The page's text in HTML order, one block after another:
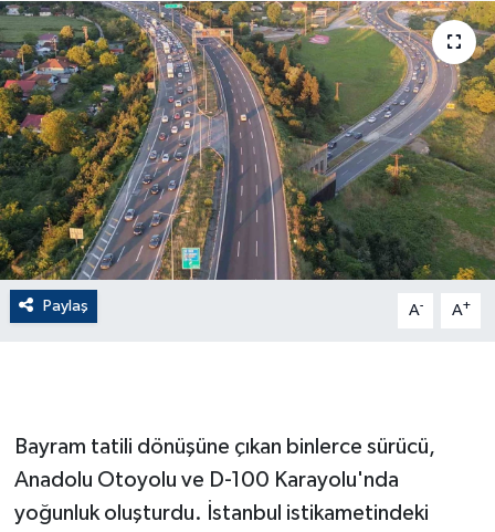
Paylaş A- A+
Bayram tatili dönüşüne çıkan binlerce sürücü,
Anadolu Otoyolu ve D-100 Karayolu'nda
yoğunluk oluşturdu. İstanbul istikametindeki
Dış Haberler
Dünya
EĞİTİM
EKONOMİ
English News
Finans
GÜNDEM